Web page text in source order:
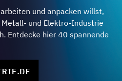
und anpacken willst,
und Elektro-Industrie
Entdecke hier 40 spannende